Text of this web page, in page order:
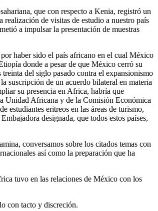
que con respecto a Kenia, registró un
de visitas de estudio a nuestro país
a impulsar la presentación de muestras
haber sido el país africano en el cual México
donde a pesar de que México cerró su
del siglo pasado contra el expansionismo
suscripción de un acuerdo bilateral en materia
su presencia en Africa, habría que
Unidad Africana y de la Comisión Económica
estudiantes eritreos en las áreas de turismo,
designada, que todos estos países,
conversamos sobre los citados temas con
así como la preparación que ha
tuvo en las relaciones de México con los
con tacto y discreción.